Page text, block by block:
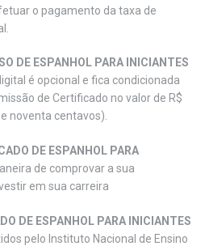
o pagamento da taxa de
DE ESPANHOL PARA INICIANTES
é opcional e fica condicionada
de Certificado no valor de R$
noventa centavos).
DE ESPANHOL PARA
de comprovar a sua
em sua carreira
DE ESPANHOL PARA INICIANTES
pelo Instituto Nacional de Ensino